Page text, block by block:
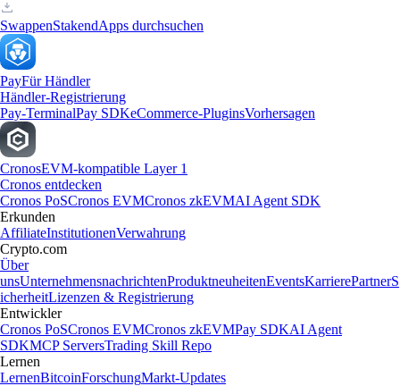
SwappenStakendApps durchsuchen
PayFür Händler
Händler-Registrierung
Pay-TerminalPay SDKeCommerce-PluginsVorhersagen
CronosEVM-kompatible Layer 1
Cronos entdecken
Cronos PoSCronos EVMCronos zkEVMAI Agent SDK
Erkunden
AffiliateInstitutionenVerwahrung
Crypto.com
Über
unsUnternehmensnachrichtenProduktneuheitenEventsKarrierePartnerS
icherheitLizenzen & Registrierung
Entwickler
Cronos PoSCronos EVMCronos zkEVMPay SDKAI Agent
SDKMCP ServersTrading Skill Repo
Lernen
LernenBitcoinForschungMarkt-Updates